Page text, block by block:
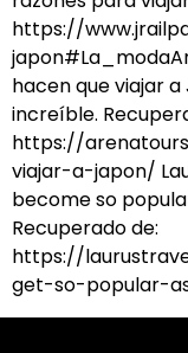
https://
hacen que viajar
increíble.
https://
viajar-a-japon/
become so
Recuperado de:
https://
get-so-popular-